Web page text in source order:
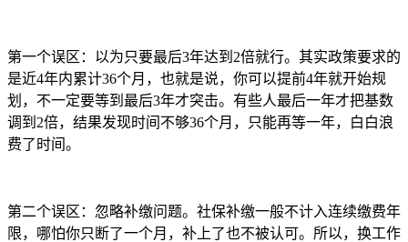
第一个误区：以为只要最后3年达到2倍就行。其实政策要求的
是近4年内累计36个月，也就是说，你可以提前4年就开始规
划，不一定要等到最后3年才突击。有些人最后一年才把基数
调到2倍，结果发现时间不够36个月，只能再等一年，白白浪
费了时间。
第二个误区：忽略补缴问题。社保补缴一般不计入连续缴费年
限，哪怕你只断了一个月，补上了也不被认可。所以，换工作